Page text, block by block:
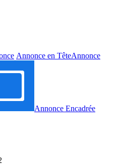
Annonce en TêteAnnonce
Annonce Encadrée